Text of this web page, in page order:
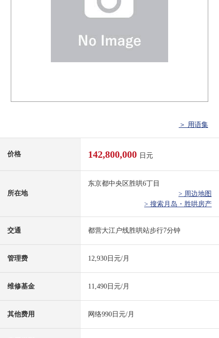
＞ 用语集
价格 142,800,000 日元
所在地
东京都中央区胜哄6丁目
> 周边地图
> 搜索月岛・胜哄房产
交通 都营大江户线胜哄站步行7分钟
管理费 12,930日元/月
维修基金 11,490日元/月
其他费用 网络990日元/月